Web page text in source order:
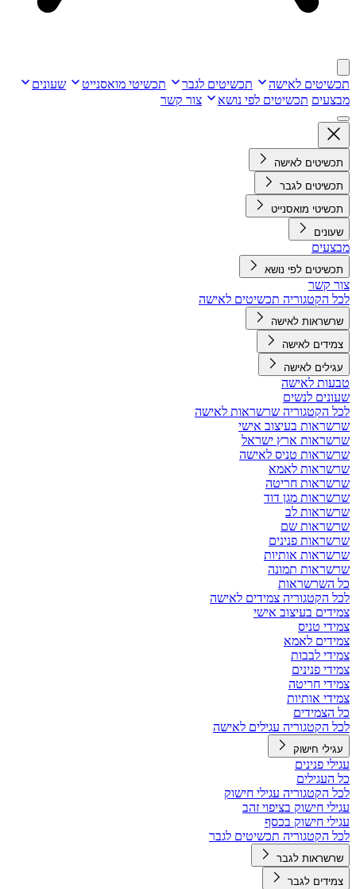
תכשיטים לאישה תכשיטים לגבר תכשיטי מואסנייט
שעונים
מבצעים תכשיטים לפי נושא צור קשר
תכשיטים לאישה
תכשיטים לגבר
תכשיטי מואסנייט
שעונים
מבצעים
תכשיטים לפי נושא
צור קשר
לכל הקטגוריה תכשיטים לאישה
שרשראות לאישה
צמידים לאישה
עגילים לאישה
טבעות לאישה
שעונים לנשים
לכל הקטגוריה שרשראות לאישה
שרשראות בעיצוב אישי
שרשראות ארץ ישראל
שרשראות טניס לאישה
שרשראות לאמא
שרשראות חריטה
שרשראות מגן דוד
שרשראות לב
שרשראות שם
שרשראות פנינים
שרשראות אותיות
שרשראות תמונה
כל השרשראות
לכל הקטגוריה צמידים לאישה
צמידים בעיצוב אישי
צמידי טניס
צמידים לאמא
צמידי לבבות
צמידי פנינים
צמידי חריטה
צמידי אותיות
כל הצמידים
לכל הקטגוריה עגילים לאישה
עגילי חישוק
עגילי פנינים
כל העגילים
לכל הקטגוריה עגילי חישוק
עגילי חישוק בציפוי זהב
עגילי חישוק בכסף
לכל הקטגוריה תכשיטים לגבר
שרשראות לגבר
צמידים לגבר